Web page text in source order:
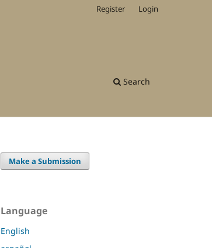
Search
Register Login
Make a Submission
Language
English